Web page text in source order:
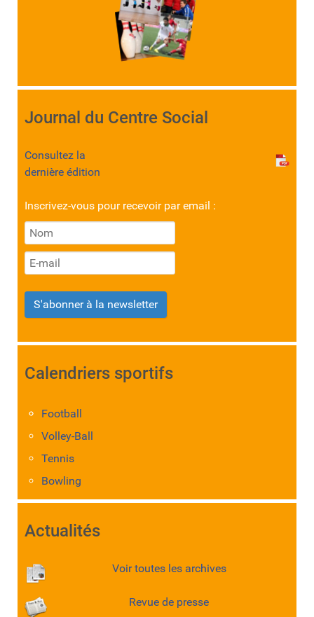
Journal du Centre Social
Consultez la
dernière édition
Inscrivez-vous pour recevoir par email :
S'abonner à la newsletter
Calendriers sportifs
Football
Volley-Ball
Tennis
Bowling
Actualités
Voir toutes les archives
Revue de presse